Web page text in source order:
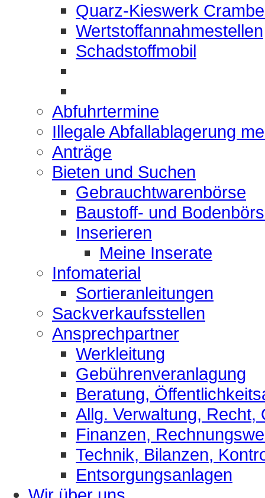
Quarz-Kieswerk
Wertstoffannahmestellen
Schadstoffmobil
Abfuhrtermine
Illegale Abfallablagerung
Anträge
Bieten und Suchen
Gebrauchtwarenbörse
Baustoff- und
Inserieren
Meine Inserate
Infomaterial
Sortieranleitungen
Sackverkaufsstellen
Ansprechpartner
Werkleitung
Gebührenveranlagung
Beratung,
Allg. Verwaltung, Recht,
Finanzen,
Technik, Bilanzen,
Entsorgungsanlagen